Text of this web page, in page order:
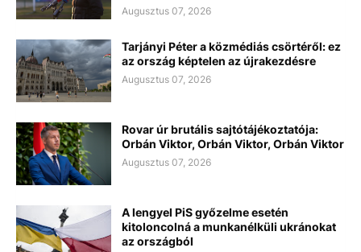
Augusztus 07, 2026
Tarjányi Péter a közmédiás csörtéről: ez
az ország képtelen az újrakezdésre
Augusztus 07, 2026
Rovar úr brutális sajtótájékoztatója:
Orbán Viktor, Orbán Viktor, Orbán Viktor
Augusztus 07, 2026
A lengyel PiS győzelme esetén
kitoloncolná a munkanélküli ukránokat
az országból